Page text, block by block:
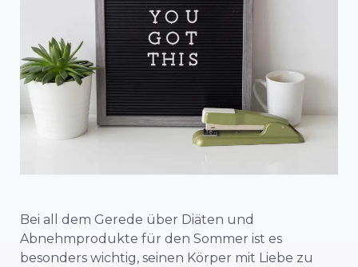
Bei all dem Gerede über Diäten und
Abnehmprodukte für den Sommer ist es
besonders wichtig, seinen Körper mit Liebe zu